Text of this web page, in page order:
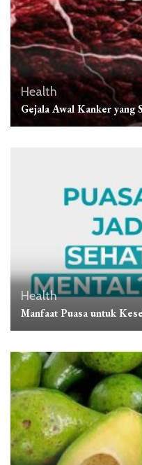
Health
Gejala Awal Kanker yang
Health
Manfaat Puasa untuk